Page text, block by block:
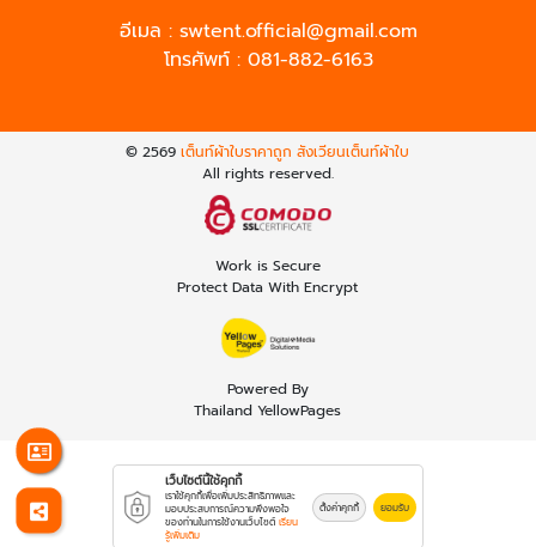
อีเมล : swtent.official@gmail.com
โทรศัพท์ : 081-882-6163
© 2569เต็นท์ผ้าใบราคาถูก สังเวียนเต็นท์ผ้าใบ
All rights reserved.
Work is Secure
Protect Data With Encrypt
Powered By
Thailand YellowPages
เว็บไซต์นี้ใช้คุกกี้
เราใช้คุกกี้เพื่อเพิ่มประสิทธิภาพและ
มอบประสบการณ์ความพึงพอใจ
ของท่านในการใช้งานเว็บไซต์ เรียน
รู้เพิ่มเติม
ตั้งค่าคุกกี้ ยอมรับ